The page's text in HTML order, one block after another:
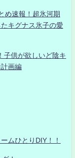
め速報！超氷河期
キグナス氷子の愛
子供が欲しいど陰キ
画編
ムひとりDIY！！